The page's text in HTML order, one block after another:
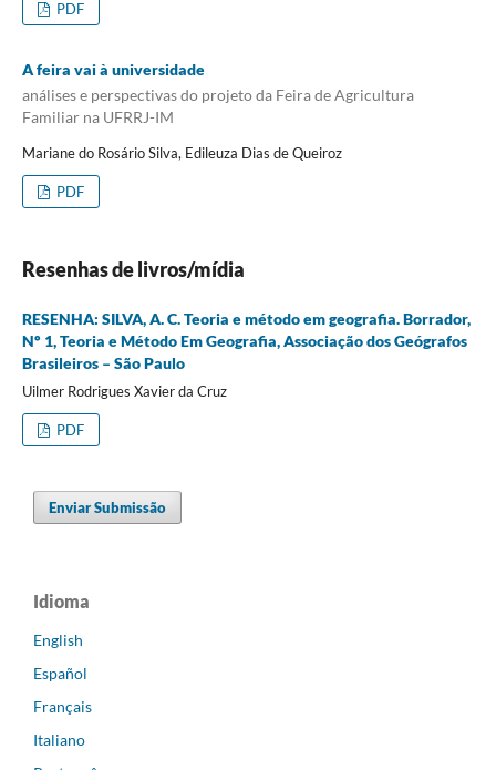
PDF
A feira vai à universidade
análises e perspectivas do projeto da Feira de Agricultura
Familiar na UFRRJ-IM
Mariane do Rosário Silva, Edileuza Dias de Queiroz
PDF
Resenhas de livros/mídia
RESENHA: SILVA, A. C. Teoria e método em geografia. Borrador,
Nº 1, Teoria e Método Em Geografia, Associação dos Geógrafos
Brasileiros – São Paulo
Uilmer Rodrigues Xavier da Cruz
PDF
Enviar Submissão
Idioma
English
Español
Français
Italiano